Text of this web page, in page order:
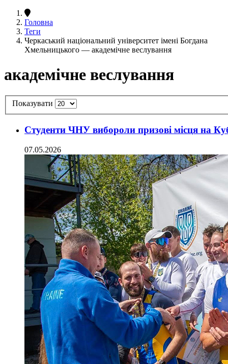
Головна
Теги
Черкаський національний університет імені Богдана
Хмельницького — академічне веслування
академічне веслування
Показувати
Студенти ЧНУ вибороли призові місця на
07.05.2026